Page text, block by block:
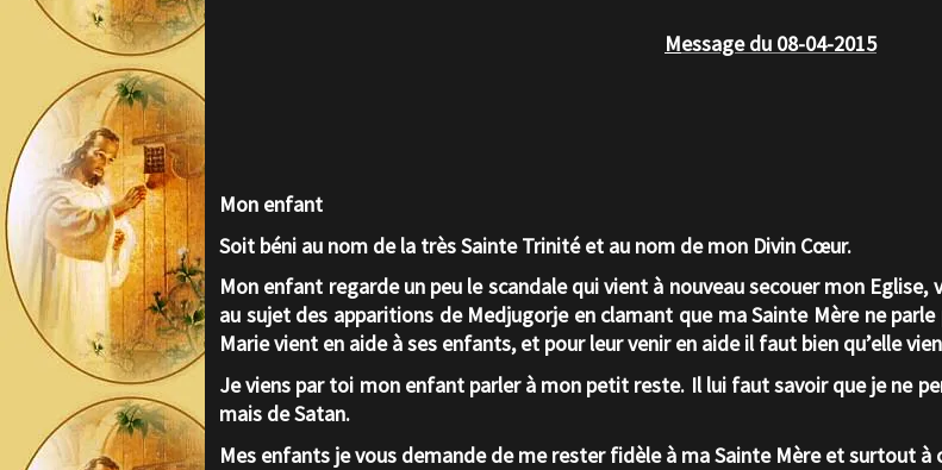
Message du 08-04-2015
Mon enfant
Soit béni au nom de la très Sainte Trinité et au nom de mon Divin Cœur.
Mon enfant regarde un peu le scandale qui vient à nouveau secouer mon
au sujet des apparitions de Medjugorje en clamant que ma Sainte Mère ne
Marie vient en aide à ses enfants, et pour leur venir en aide il faut bien qu’elle
Je viens par toi mon enfant parler à mon petit reste. Il lui faut savoir que je ne
mais de Satan.
Mes enfants je vous demande de me rester fidèle à ma Sainte Mère et surtout à